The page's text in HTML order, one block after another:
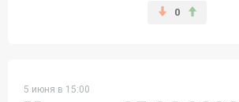
0
5 июня в 15:00